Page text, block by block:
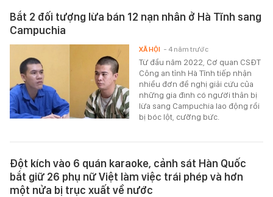
Bắt 2 đối tượng lừa bán 12 nạn nhân ở Hà Tĩnh sang
Campuchia
Từ đầu năm 2022, Cơ quan CSĐT
Công an tỉnh Hà Tĩnh tiếp nhận
nhiều đơn đề nghị giải cứu của
những gia đình có người thân bị
lừa sang Campuchia lao động rồi
bị bóc lột, cưỡng bức.
XÃ HỘI - 4 năm trước
Đột kích vào 6 quán karaoke, cảnh sát Hàn Quốc
bắt giữ 26 phụ nữ Việt làm việc trái phép và hơn
một nửa bị trục xuất về nước